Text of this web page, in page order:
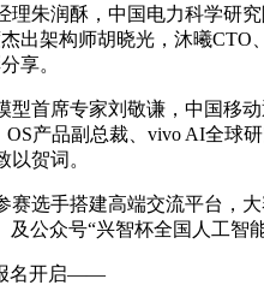
朱润酥，中国电力科学研
出架构师胡晓光，沐曦
享。
首席专家刘敬谦，中国移
产品副总裁、vivo AI全
贺词。
选手搭建高端交流平台，
及公众号“兴智杯全国人工智
名开启——